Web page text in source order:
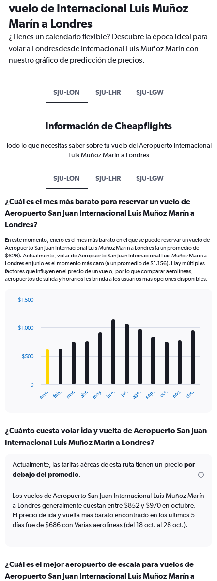
vuelo de Internacional Luis Muñoz
Marín a Londres
¿Tienes un calendario flexible? Descubre la época ideal para
volar a Londresdesde Internacional Luis Muñoz Marín con
nuestro gráfico de predicción de precios.
SJU-LON SJU-LHR SJU-LGW
Información de Cheapflights
Todo lo que necesitas saber sobre tu vuelo del Aeropuerto Internacional
Luis Muñoz Marín a Londres
SJU-LON SJU-LHR SJU-LGW
¿Cuál es el mes más barato para reservar un vuelo de
Aeropuerto San Juan Internacional Luis Muñoz Marín a
Londres?
En este momento, enero es el mes más barato en el que se puede reservar un vuelo de
Aeropuerto San Juan Internacional Luis Muñoz Marín a Londres (a un promedio de
$626). Actualmente, volar de Aeropuerto San Juan Internacional Luis Muñoz Marín a
Londres en junio es el momento más caro (a un promedio de $1.156). Hay múltiples
factores que influyen en el precio de un vuelo, por lo que comparar aerolíneas,
aeropuertos de salida y horarios les brinda a los usuarios más opciones disponibles.
with
12
The
Range:
12
The
chart
has
Y
axis
displaying
values.
1500.
ene. feb. mar. abr. may. jun. jul. ago. sep. oct. nov. dic.
0
$500
$1.000
$1.500
¿Cuánto cuesta volar ida y vuelta de Aeropuerto San Juan
Internacional Luis Muñoz Marín a Londres?
Actualmente, las tarifas aéreas de esta ruta tienen un preciopor
debajo del promedio.
Los vuelos de Aeropuerto San Juan Internacional Luis Muñoz Marín
a Londres generalmente cuestan entre $852 y $970 en octubre.
El precio de ida y vuelta más barato encontrado en los últimos 5
días fue de $686 con Varias aerolíneas (del 18 oct. al 28 oct.).
¿Cuál es el mejor aeropuerto de escala para vuelos de
Aeropuerto San Juan Internacional Luis Muñoz Marín a